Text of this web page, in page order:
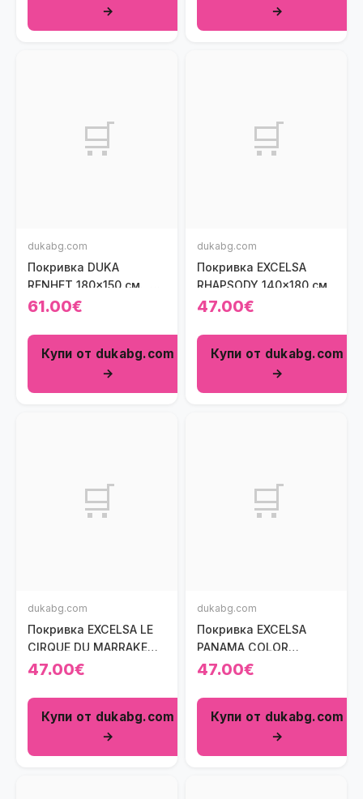
→
→
🛒
dukabg.com
Покривка DUKA
RENHET 180x150 см. ,
светлосив
61.00€
Купи от dukabg.com
→
🛒
dukabg.com
Покривка EXCELSA
RHAPSODY 140x180 см.
47.00€
Купи от dukabg.com
→
🛒
dukabg.com
Покривка EXCELSA LE
CIRQUE DU MARRAKECH
140x180 см.
47.00€
Купи от dukabg.com
→
🛒
dukabg.com
Покривка EXCELSA
PANAMA COLOR
140x180 см.
47.00€
Купи от dukabg.com
→